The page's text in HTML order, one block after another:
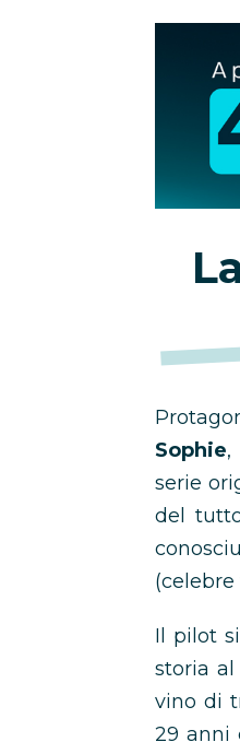
Disney+
Sophie,
serie
del
(celebre
Il pilot
storia al
vino di
29 anni